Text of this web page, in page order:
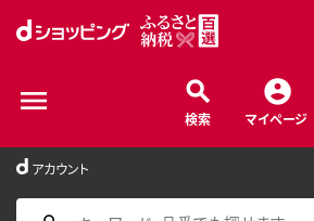
検索 マイページ
アカウント